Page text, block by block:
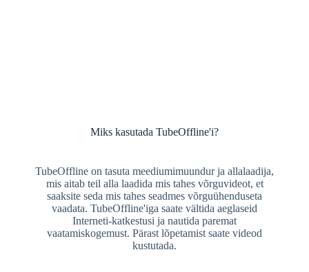
Miks kasutada TubeOffline'i?
TubeOffline on tasuta meediumimuundur ja allalaadija,
mis aitab teil alla laadida mis tahes võrguvideot, et
saaksite seda mis tahes seadmes võrguühenduseta
vaadata. TubeOffline'iga saate vältida aeglaseid
Interneti-katkestusi ja nautida paremat
vaatamiskogemust. Pärast lõpetamist saate videod
kustutada.